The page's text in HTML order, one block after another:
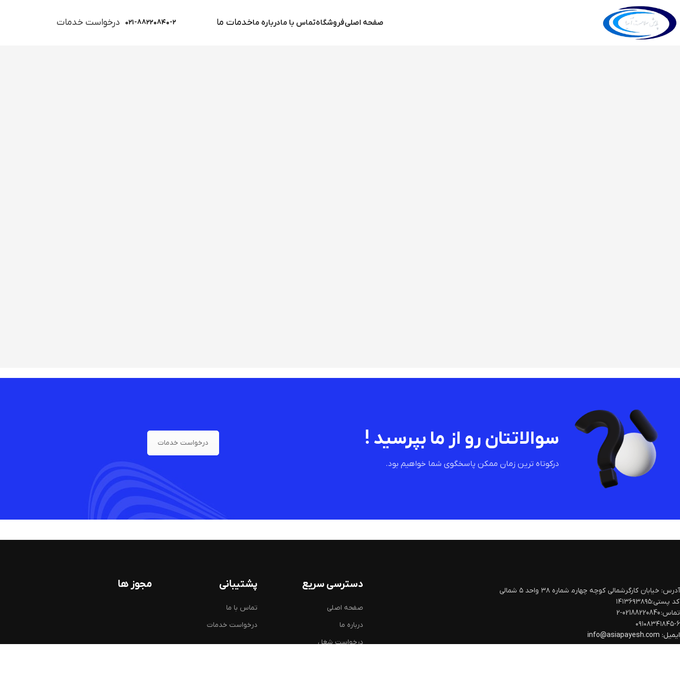
صفحه اصلیفروشگاهتماس با مادرباره ماخدمات ما ۰۲۱-۸۸۲۲۰۸۴۰-۲ درخواست خدمات
سوالاتتان رو از ما بپرسید !
درکوتاه ترین زمان ممکن پاسخگوی شما خواهیم بود.
درخواست خدمات
آدرس: خیابان کارگرشمالی کوچه چهارم‍ شماره ۳۸ واحد ۵ شمالی
کد پستی:۱۴۱۳۶۹۳۸۹۵
تماس: 02188220840-2
۰۹۱۰۸۳۴۱۸۴۵-۶
ایمیل:
دسترسی سریع
صفحه اصلی
درباره ما
درخواست شغل
پشتیبانی
تماس با ما
درخواست خدمات
مجوز ها